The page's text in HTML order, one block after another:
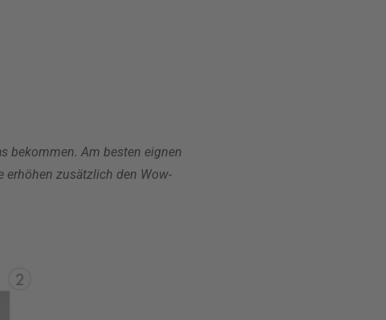
bekommen. Am besten eignen
erhöhen zusätzlich den Wow-